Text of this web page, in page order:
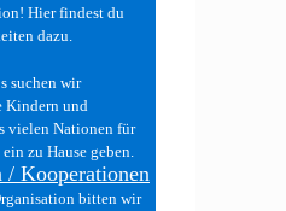
Hier findest du
dazu.
suchen wir
Kindern und
vielen Nationen für
zu Hause geben.
/ Kooperationen
bitten wir